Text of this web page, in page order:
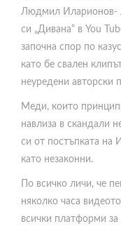
Людмил Иларионов-
си „Дивана“ в You
започна спор по
като бе свален
неуредени авторски
Меди, които
навлиза в скандали
си от постъпката на
като незаконни.
По всичко личи, че
няколко часа
всички платформи